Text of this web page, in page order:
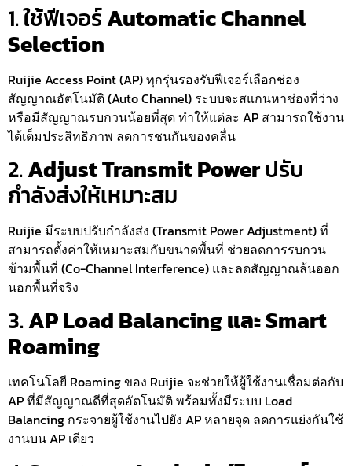
1. ใช้ฟีเจอร์Automatic Channel
Selection
Ruijie Access Point (AP) ทุกรุ่นรองรับฟีเจอร์เลือกช่อง
สัญญาณอัตโนมัติ (Auto Channel) ระบบจะสแกนหาช่องที่ว่าง
หรือมีสัญญาณรบกวนน้อยที่สุด ทำให้แต่ละ AP สามารถใช้งาน
ได้เต็มประสิทธิภาพ ลดการชนกันของคลื่น
2.Adjust Transmit Powerปรับ
กำลังส่งให้เหมาะสม
Ruijie มีระบบปรับกำลังส่ง (Transmit Power Adjustment) ที่
สามารถตั้งค่าให้เหมาะสมกับขนาดพื้นที่ ช่วยลดการรบกวน
ข้ามพื้นที่ (Co-Channel Interference) และลดสัญญาณล้นออก
นอกพื้นที่จริง
3.AP Load Balancing และ Smart
Roaming
เทคโนโลยี Roaming ของ Ruijie จะช่วยให้ผู้ใช้งานเชื่อมต่อกับ
AP ที่มีสัญญาณดีที่สุดอัตโนมัติ พร้อมทั้งมีระบบ Load
Balancing กระจายผู้ใช้งานไปยัง AP หลายจุด ลดการแย่งกันใช้
งานบน AP เดียว